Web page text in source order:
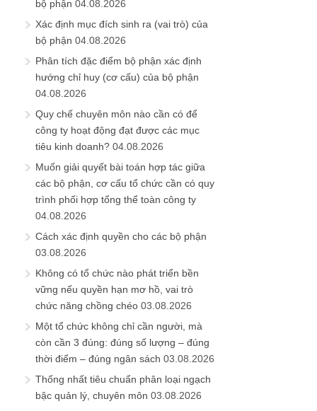
bộ phận 04.08.2026
Xác định mục đích sinh ra (vai trò) của
bộ phận 04.08.2026
Phân tích đặc điểm bộ phận xác định
hướng chỉ huy (cơ cấu) của bộ phận
04.08.2026
Quy chế chuyên môn nào cần có để
công ty hoạt động đạt được các mục
tiêu kinh doanh? 04.08.2026
Muốn giải quyết bài toán hợp tác giữa
các bộ phận, cơ cấu tổ chức cần có quy
trình phối hợp tổng thể toàn công ty
04.08.2026
Cách xác định quyền cho các bộ phận
03.08.2026
Không có tổ chức nào phát triển bền
vững nếu quyền hạn mơ hồ, vai trò
chức năng chồng chéo 03.08.2026
Một tổ chức không chỉ cần người, mà
còn cần 3 đúng: đúng số lượng – đúng
thời điểm – đúng ngân sách 03.08.2026
Thống nhất tiêu chuẩn phân loại ngạch
bậc quản lý, chuyên môn 03.08.2026